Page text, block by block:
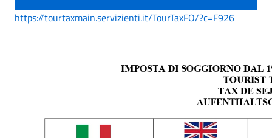
https://tourtaxmain.servizienti.it/TourTaxFO/?c=F926